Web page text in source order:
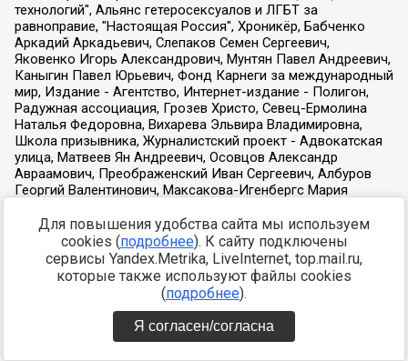
Для повышения удобства сайта мы используем
cookies (подробнее). К сайту подключены
сервисы Yandex.Metrika, LiveInternet, top.mail.ru,
которые также используют файлы cookies
(подробнее).
Я согласен/согласна